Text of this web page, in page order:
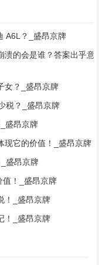
A6L？_盛昂京牌
溃的会是谁？答案出乎意
女？_盛昂京牌
税？_盛昂京牌
盛昂京牌
现它的价值！_盛昂京牌
盛昂京牌
值！_盛昂京牌
！_盛昂京牌
！_盛昂京牌